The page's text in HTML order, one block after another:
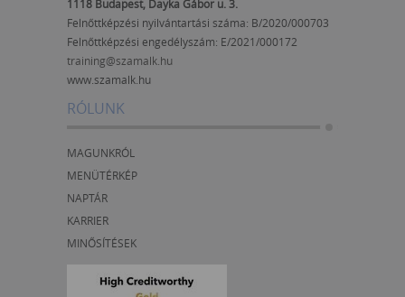
1118 Budapest, Dayka Gábor u. 3.
Felnőttképzési nyilvántartási száma: B/2020/000703
Felnőttképzési engedélyszám: E/2021/000172
training@szamalk.hu
www.szamalk.hu
RÓLUNK
MAGUNKRÓL
MENÜTÉRKÉP
NAPTÁR
KARRIER
MINŐSÍTÉSEK